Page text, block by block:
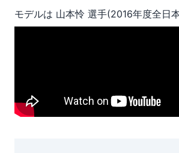
モデルは 山本怜 選手(2016年度全日